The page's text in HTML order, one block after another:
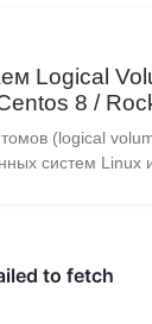
Logical
8 /
(logical
систем Linux